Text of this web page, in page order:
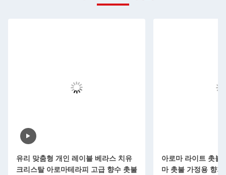
유리 맞춤형 개인 레이블 베라스 치유
크리스탈 아로마테라피 고급 향수 촛불
아로마 라이트 촛불
마 촛불 가정용 향기